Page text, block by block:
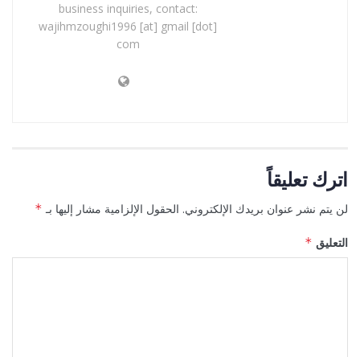
business inquiries, contact:
wajihmzoughi1996 [at] gmail [dot]
com
اترك تعليقاً
لن يتم نشر عنوان بريدك الإلكتروني. الحقول الإلزامية مشار إليها بـ *
التعليق *